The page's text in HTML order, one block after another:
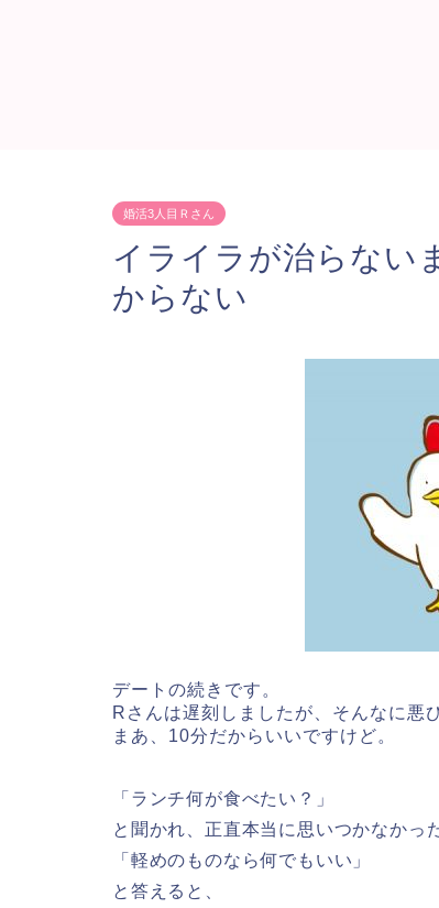
婚活3人目Ｒさん
イライラが治らない
からない
デートの続きです。
Rさんは遅刻しましたが、そんなに悪
まあ、10分だからいいですけど。
「ランチ何が食べたい？」
と聞かれ、正直本当に思いつかなかっ
「軽めのものなら何でもいい」
と答えると、